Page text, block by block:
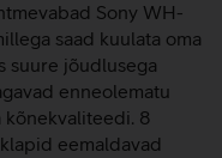
Sony WH-
saad kuulata oma
suure jõudlusega
enneolematu
kõnekvaliteedi. 8
eemaldavad